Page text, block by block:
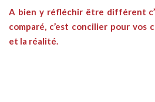
A bien y réfléchir être différent
comparé, c’est concilier pour vos
et la réalité.